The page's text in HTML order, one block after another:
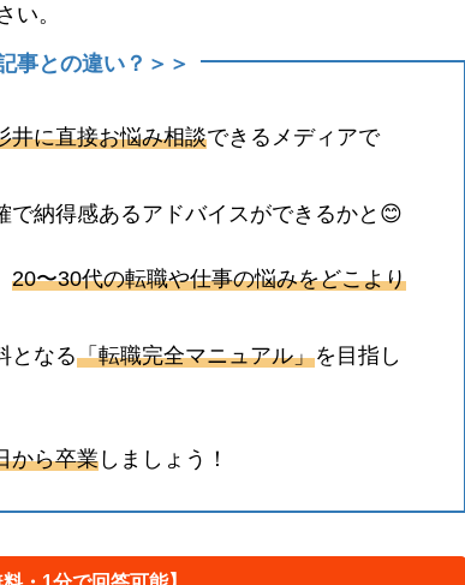
い。
事との違い？＞＞
井に直接お悩み相談できるメディアで
で納得感あるアドバイスができるかと😊
20〜30代の転職や仕事の悩みをどこより
となる「転職完全マニュアル」を目指し
から卒業 しましょう！